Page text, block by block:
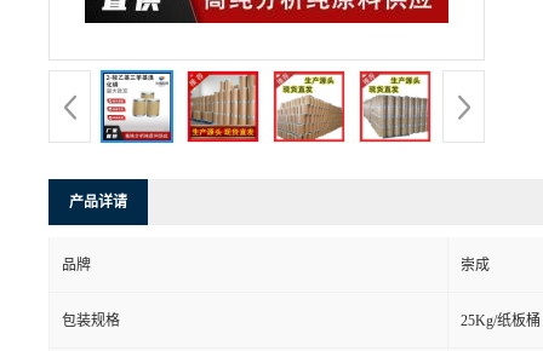
产品详请
品牌 崇成
包装规格 25Kg/纸板桶